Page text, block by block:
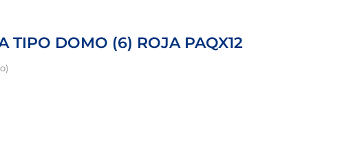
TIPO DOMO (6) ROJA PAQX12
DOMO (6) ROJA PAQX12 cantidad